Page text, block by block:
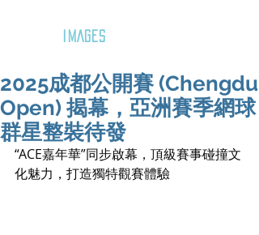
IMAGES
2025成都公開賽 (Chengdu
Open) 揭幕，亞洲賽季網球
群星整裝待發
“ACE嘉年華”同步啟幕，頂級賽事碰撞文
化魅力，打造獨特觀賽體驗